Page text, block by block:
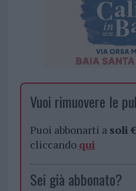
Vuoi rimuovere le
Puoi abbonarti a soli
cliccando qui
Sei già abbonato?